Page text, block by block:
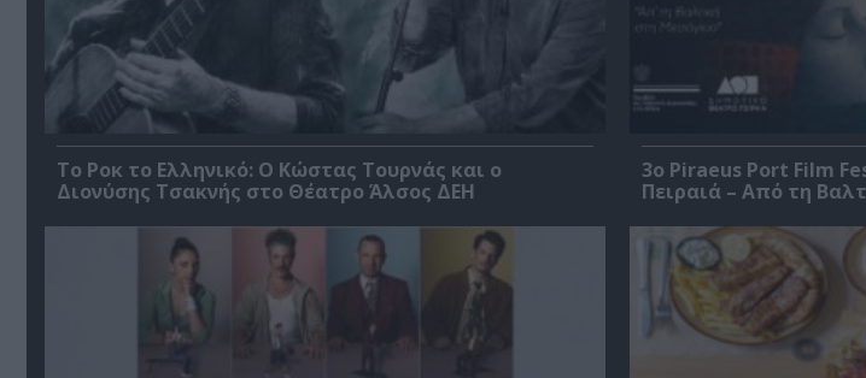
Το Ροκ το Ελληνικό: Ο Κώστας Τουρνάς και ο
Διονύσης Τσακνής στο Θέατρο Άλσος ΔΕΗ
3o Piraeus Port Film
Πειραιά – Από τη